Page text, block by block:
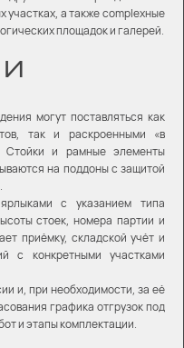
участках, а также complexные
площадок и галерей.
могут поставляться как
так и раскроенными «в
Стойки и рамные элементы
на поддоны с защитой
с указанием типа
стоек, номера партии и
приёмку, складской учёт и
с конкретными участками
и, при необходимости, за её
графика отгрузок под
и этапы комплектации.